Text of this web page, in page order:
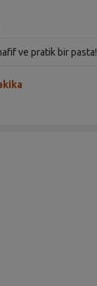
ve pratik bir pasta!